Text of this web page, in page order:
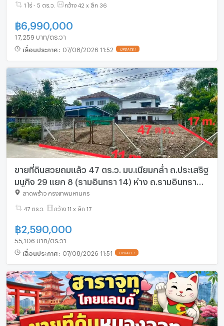
1 ไร่ - 5 ตร.ว. กว้าง 42 x ลึก 36
฿6,990,000
17,259 บาท/ตร.วา
เลื่อนประกาศ : 07/08/2026 11:52 UPDATE !
ขายที่ดินสวยถมแล้ว 47 ตร.ว. มบ.เนียมกล่ำ ถ.ประเสริฐ
มนูกิจ 29 แยก 8 (รามอินทรา 14) ห่าง ถ.รามอินทรา
เพียง 3 กม. ห่างรถไฟฟ้าเพียง 10 นาที
ลาดพร้าว กรุงเทพมหานคร
47 ตร.ว. กว้าง 11 x ลึก 17
฿2,590,000
55,106 บาท/ตร.วา
เลื่อนประกาศ : 07/08/2026 11:51 UPDATE !